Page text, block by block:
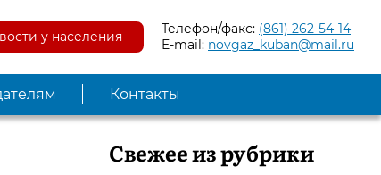
у населения Телефон/факс: (861) 262-54-14
E-mail: novgaz_kuban@mail.ru
Контакты
Свежее из рубрики